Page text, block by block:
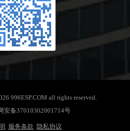
996ESP.COM all rights reserved.
安备37010302001714号
服务条款 隐私协议